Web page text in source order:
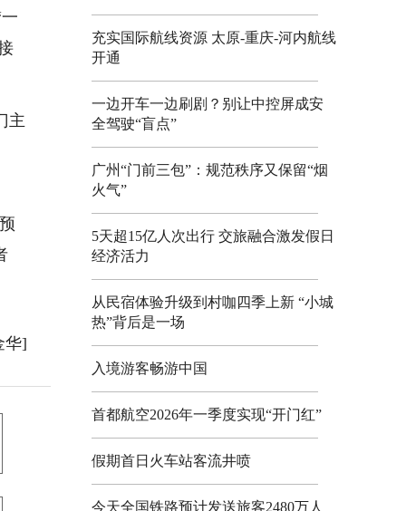
主
华]
充实国际航线资源 太原-重庆-河内航线
开通
一边开车一边刷剧？别让中控屏成安
全驾驶“盲点”
广州“门前三包”：规范秩序又保留“烟
火气”
5天超15亿人次出行 交旅融合激发假日
经济活力
从民宿体验升级到村咖四季上新 “小城
热”背后是一场
入境游客畅游中国
首都航空2026年一季度实现“开门红”
假期首日火车站客流井喷
今天全国铁路预计发送旅客2480万人